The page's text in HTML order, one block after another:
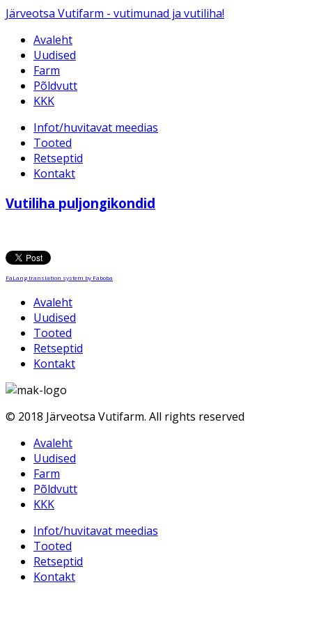
Järveotsa Vutifarm - vutimunad ja vutiliha!
Avaleht
Uudised
Farm
Põldvutt
KKK
Infot/huvitavat meedias
Tooted
Retseptid
Kontakt
Vutiliha puljongikondid
FaLang translation system by Faboba
Avaleht
Uudised
Tooted
Retseptid
Kontakt
© 2018 Järveotsa Vutifarm. All rights reserved
Avaleht
Uudised
Farm
Põldvutt
KKK
Infot/huvitavat meedias
Tooted
Retseptid
Kontakt